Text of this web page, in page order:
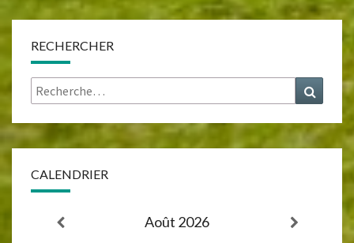
RECHERCHER
Rechercher :
CALENDRIER
Août 2026